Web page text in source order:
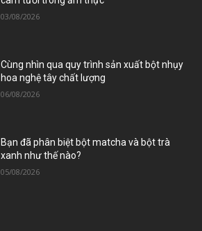
03/08/2026
Cùng nhìn qua quy trình sản xuất bột nhụy
hoa nghệ tây chất lượng
06/08/2026
Bạn đã phân biệt bột matcha và bột trà
xanh như thế nào?
05/08/2026